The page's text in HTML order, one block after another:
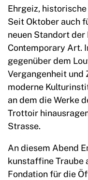
Ehrgeiz,
Seit Oktober auch
neuen Standort
Contemporary Art.
gegenüber dem
Vergangenheit
moderne
an dem die Werke
Trottoir
Strasse.
An diesem Abend
kunstaffine Traube
Fondation für die